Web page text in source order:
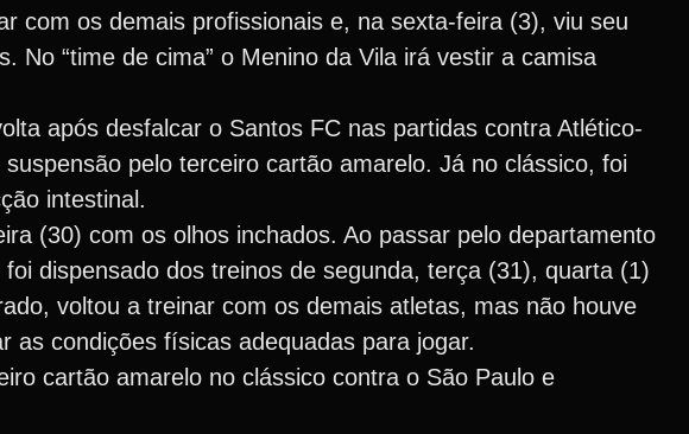
com os demais profissionais e, na sexta-feira (3), viu seu
No “time de cima” o Menino da Vila irá vestir a camisa
após desfalcar o Santos FC nas partidas contra Atlético-
pelo terceiro cartão amarelo. Já no clássico, foi
intestinal.
(30) com os olhos inchados. Ao passar pelo departamento
dispensado dos treinos de segunda, terça (31), quarta (1)
voltou a treinar com os demais atletas, mas não houve
as condições físicas adequadas para jogar.
cartão amarelo no clássico contra o São Paulo e